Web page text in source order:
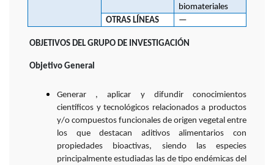
biomateriales
OTRAS LÍNEAS
—
OBJETIVOS DEL GRUPO DE INVESTIGACIÓN
Objetivo General
Generar , aplicar y difundir conocimientos
científicos y tecnológicos relacionados a productos
y/o compuestos funcionales de origen vegetal entre
los que destacan aditivos alimentarios con
propiedades bioactivas, siendo las especies
principalmente estudiadas las de tipo endémicas del